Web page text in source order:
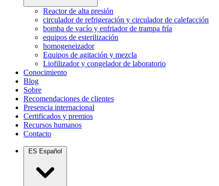
Reactor de alta presión
circulador de refrigeración y circulador de calefacción
bomba de vacío y enfriador de trampa fría
equipos de esterilización
homogeneizador
Equipos de agitación y mezcla
Liofilizador y congelador de laboratorio
Conocimiento
Blog
Sobre
Recomendaciones de clientes
Presencia internacional
Certificados y premios
Recursos humanos
Contacto
ES Español